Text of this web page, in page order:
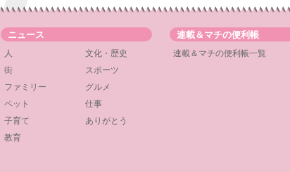
ニュース
人
文化・歴史
街
スポーツ
ファミリー
グルメ
ペット
仕事
子育て
ありがとう
教育
連載＆マチの便利帳
連載＆マチの便利帳一覧